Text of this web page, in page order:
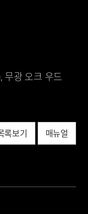
무광 오크 우드
록보기 매뉴얼